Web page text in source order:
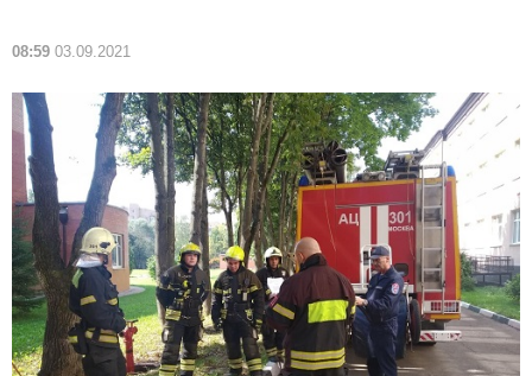
08:59 03.09.2021